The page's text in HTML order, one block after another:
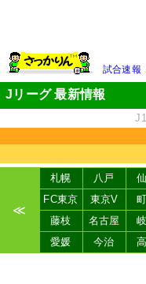
試合速報
Jリーグ 最新情報
J1
≪
札幌 八戸
FC東京
東京V
藤枝
名古屋
愛媛
今治